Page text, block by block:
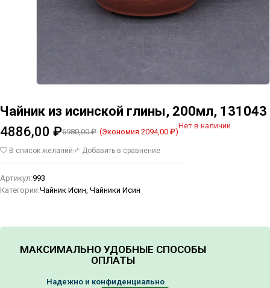
Чайник из исинской глины, 200мл, 131043
6980,00₽
4886,00 ₽ (Экономия 2094,00 ₽)
Нет в наличии
В список желаний Добавить в сравнение
Артикул:993
Категории:Чайник Исин, Чайники Исин
МАКСИМАЛЬНО УДОБНЫЕ СПОСОБЫ
ОПЛАТЫ
Надежно и конфиденциально